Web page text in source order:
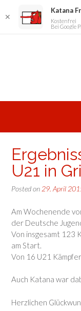
U21 in
Posted on 29. April
Am Wochenende
der Deutsche
Von insgesamt 123
am Start.
Von 16 U21
Auch Katana war
Herzlichen
✕
Katana
Kostenfrei
Bei Google